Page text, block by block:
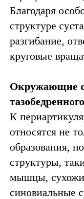
Благодаря
структуре
разгибание,
круговые
Окружающие
К
относятся не
образования,
структуры,
мышцы,
синовиальные